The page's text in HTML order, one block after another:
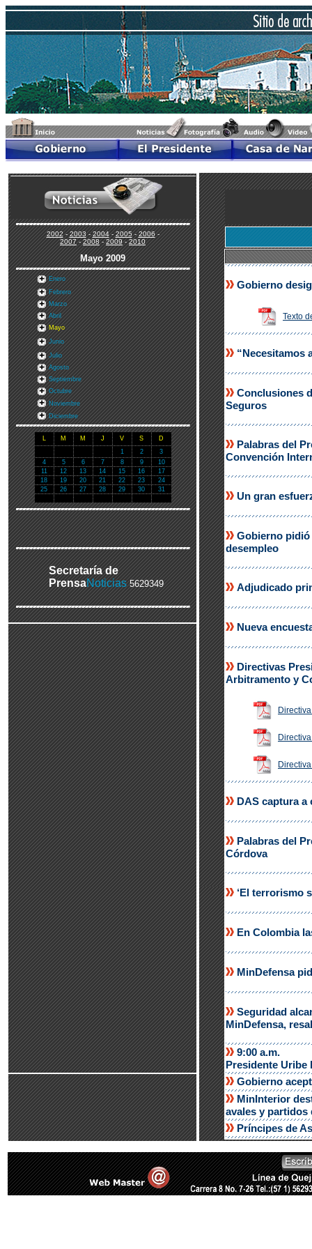
2002-2003-2004-2005-2006-
2007-2008-2009-2010
Mayo 2009
Enero
Febrero
Marzo
Abril
Mayo
Junio
Julio
Agosto
Septiembre
Octubre
Noviembre
Diciembre
L M M J V S
D
1
2
3
4
5 6 7 8 9
10
11
12 13 14 15 16
17
18
19 20 21 22 23
24
25
26 27 28 29 30 31
Secretaría de
PrensaNoticias 5629349
Gobierno
Texto
“Necesitamos
Conclusiones
Seguros
Palabras del
Convención
Un gran
Gobierno pidió
desempleo
Adjudicado
Nueva
Directivas
Arbitramento y
DAS captura a
Palabras del
Córdova
‘El terrorismo
En Colombia
MinDefensa
Seguridad
MinDefensa,
9:00 a.m.
Presidente Uribe
Gobierno
MinInterior
avales y partidos
Príncipes de